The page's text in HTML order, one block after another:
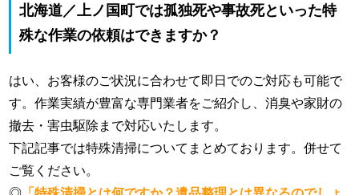
北海道／上ノ国町では孤独死や事故死といった特
殊な作業の依頼はできますか？
はい、お客様のご状況に合わせて即日でのご対応も可能で
す。作業実績が豊富な専門業者をご紹介し、消臭や家財の
撤去・害虫駆除まで対応いたします。
下記記事では特殊清掃についてまとめております。併せて
ご覧ください。